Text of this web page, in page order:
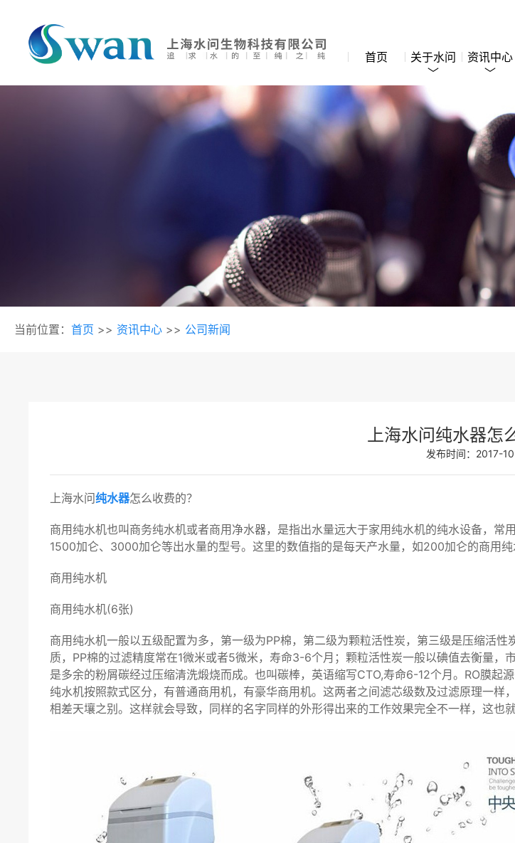
首页 关于水问 资讯中心
当前位置： 首页 >> 资讯中心 >> 公司新闻
上海水问纯水器怎
发布时间：2017-
上海水问纯水器怎么收费的？
商用纯水机也叫商务纯水机或者商用净水器，是指出水量远大于家用纯水机的纯水设备，
1500加仑、3000加仑等出水量的型号。这里的数值指的是每天产水量，如200加仑的商用纯
商用纯水机
商用纯水机(6张)
商用纯水机一般以五级配置为多，第一级为PP棉，第二级为颗粒活性炭，第三级是压缩活
质，PP棉的过滤精度常在1微米或者5微米，寿命3-6个月；颗粒活性炭一般以碘值去衡量
是多余的粉屑碳经过压缩清洗煅烧而成。也叫碳棒，英语缩写CTO,寿命6-12个月。RO膜
纯水机按照款式区分，有普通商用机，有豪华商用机。这两者之间滤芯级数及过滤原理一
相差天壤之别。这样就会导致，同样的名字同样的外形得出来的工作效果完全不一样，这也